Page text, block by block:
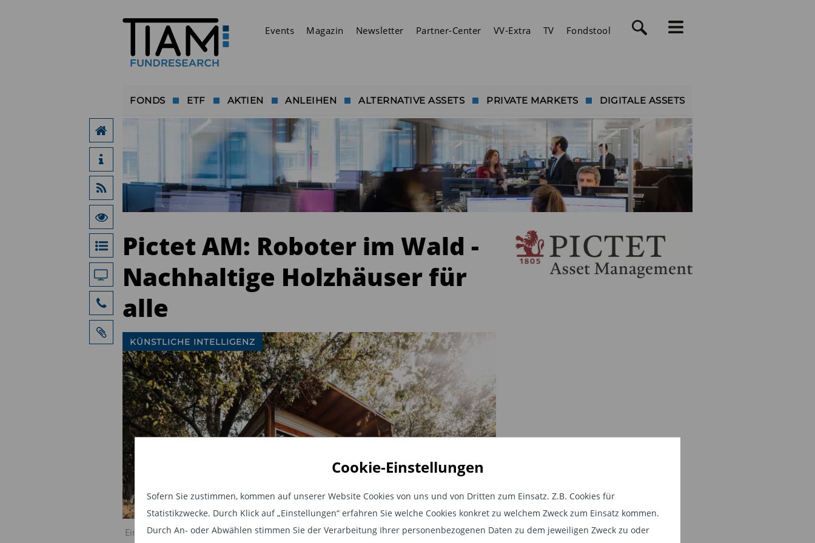
Cookie-Einstellungen
Sofern Sie zustimmen, kommen auf unserer Website Cookies von uns und von Dritten zum Einsatz. Z.B. Cookies für
Statistikzwecke. Durch Klick auf „Einstellungen“ erfahren Sie welche Cookies konkret zu welchem Zweck zum Einsatz kommen.
Durch An- oder Abwählen stimmen Sie der Verarbeitung Ihrer personenbezogenen Daten zu dem jeweiligen Zweck zu oder
Events Magazin Newsletter Partner-Center VV-Extra TV Fondstool
FONDS ETF AKTIEN ANLEIHEN ALTERNATIVE ASSETS PRIVATE MARKETS DIGITALE ASSETS
Pictet AM: Roboter im Wald -
Nachhaltige Holzhäuser für
alle
Einsatz künstlicher Intelligenz in der Architektur August 2023
KÜNSTLICHE INTELLIGENZ